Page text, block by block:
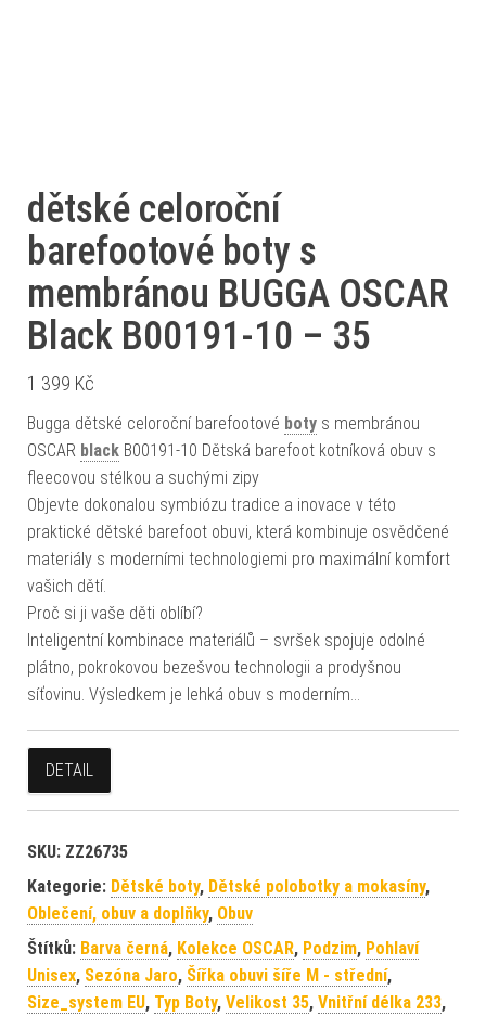
dětské celoroční
barefootové boty s
membránou BUGGA OSCAR
Black B00191-10 – 35
1 399 Kč
Bugga dětské celoroční barefootové boty s membránou
OSCAR black B00191-10 Dětská barefoot kotníková obuv s
fleecovou stélkou a suchými zipy
Objevte dokonalou symbiózu tradice a inovace v této
praktické dětské barefoot obuvi, která kombinuje osvědčené
materiály s moderními technologiemi pro maximální komfort
vašich dětí.
Proč si ji vaše děti oblíbí?
Inteligentní kombinace materiálů – svršek spojuje odolné
plátno, pokrokovou bezešvou technologii a prodyšnou
síťovinu. Výsledkem je lehká obuv s moderním…
DETAIL
SKU: ZZ26735
Kategorie: Dětské boty, Dětské polobotky a mokasíny,
Oblečení, obuv a doplňky, Obuv
Štítků: Barva černá, Kolekce OSCAR, Podzim, Pohlaví
Unisex, Sezóna Jaro, Šířka obuvi šíře M - střední,
Size_system EU, Typ Boty, Velikost 35, Vnitřní délka 233,